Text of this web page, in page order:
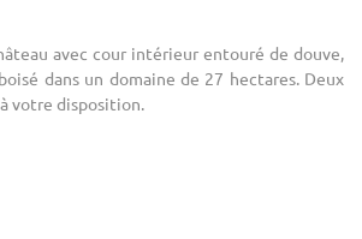
avec cour intérieur entouré de douve,
dans un domaine de 27 hectares. Deux
votre disposition.